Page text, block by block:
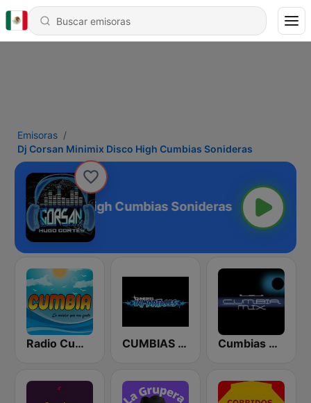
Emisoras
Dj Corsan Minimix Disco High Cumbias Sonideras
Disco High Cumbias Sonideras
Radio Cumbia México CUMBIAS INMORTALES MIX RADIO Cumbias Mezcladas